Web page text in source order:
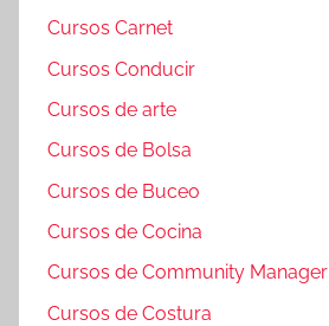
Cursos Carnet
Cursos Conducir
Cursos de arte
Cursos de Bolsa
Cursos de Buceo
Cursos de Cocina
Cursos de Community Manager
Cursos de Costura